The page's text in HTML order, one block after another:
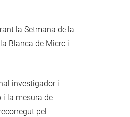
la Setmana de la
Blanca de Micro i
investigador i
i la mesura de
pel